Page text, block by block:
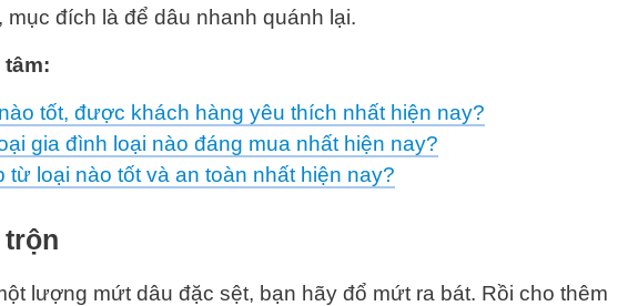
mục đích là để dâu nhanh quánh lại.
tâm:
tốt, được khách hàng yêu thích nhất hiện nay?
gia đình loại nào đáng mua nhất hiện nay?
từ loại nào tốt và an toàn nhất hiện nay?
lượng mứt dâu đặc sệt, bạn hãy đổ mứt ra bát. Rồi cho thêm